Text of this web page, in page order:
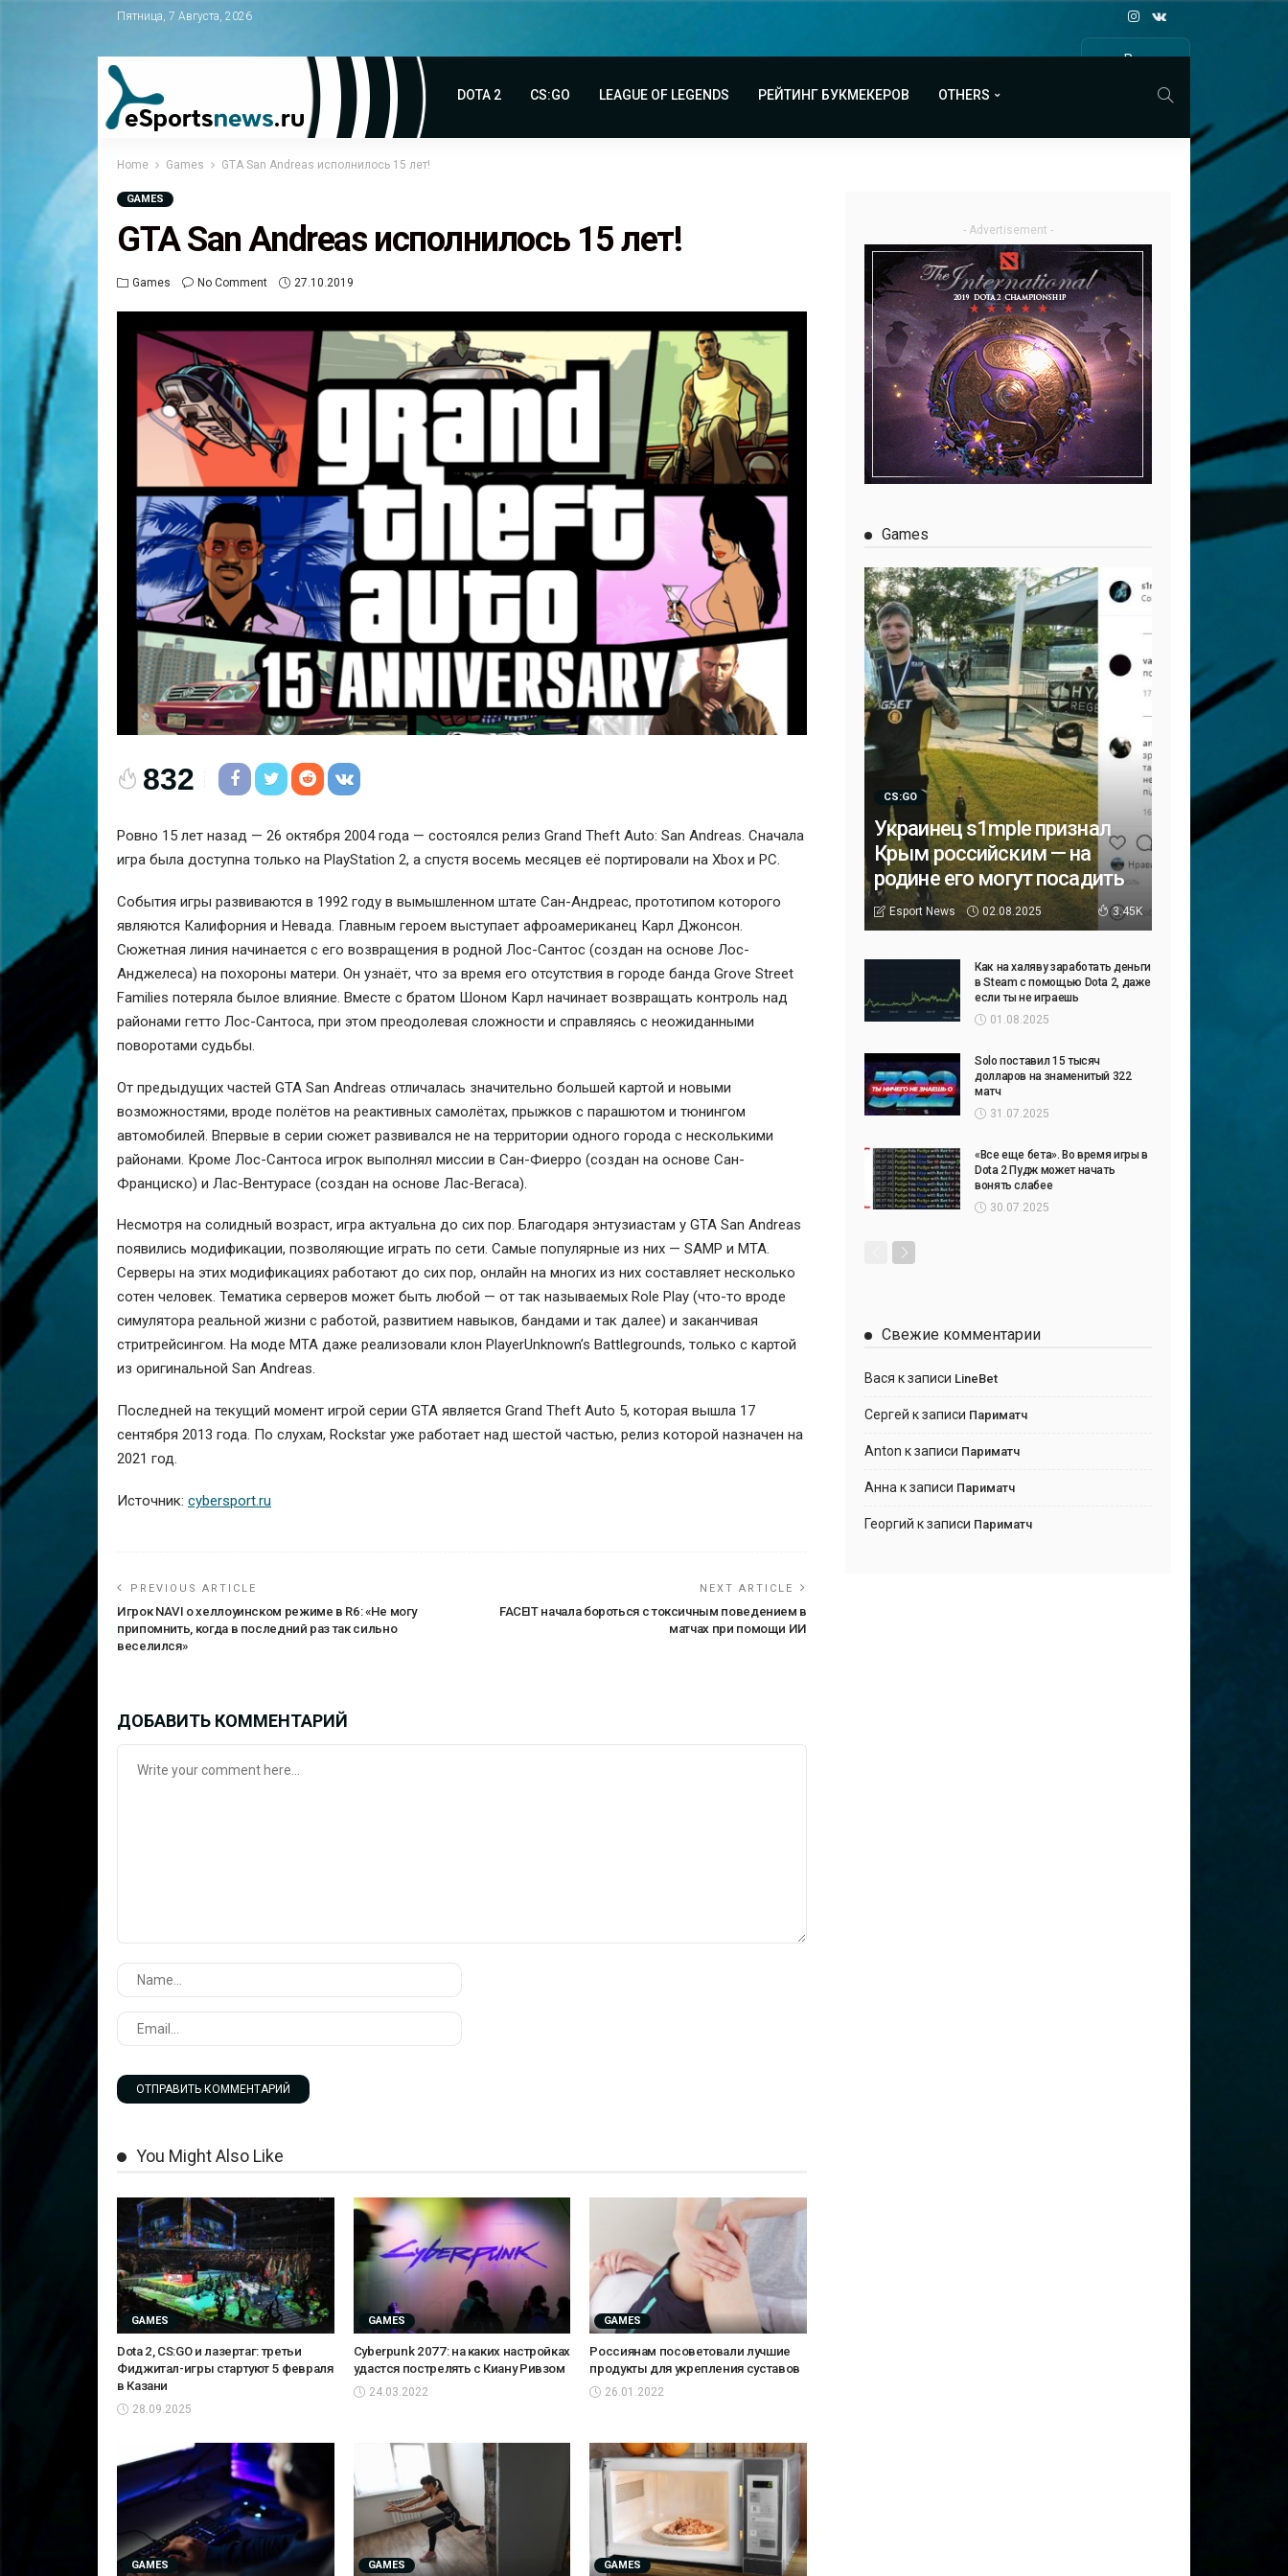
Пятница, 7 Августа, 2026
Все
DOTA 2 CS:GO LEAGUE OF LEGENDS РЕЙТИНГ БУКМЕКЕРОВ OTHERS
Home Games GTA San Andreas исполнилось 15 лет!
GAMES
GTA San Andreas исполнилось 15 лет!
Games No Comment 27.10.2019
832
Ровно 15 лет назад — 26 октября 2004 года — состоялся релиз Grand Theft Auto: San Andreas. Сначала
игра была доступна только на PlayStation 2, а спустя восемь месяцев её портировали на Xbox и PC.
События игры развиваются в 1992 году в вымышленном штате Сан-Андреас, прототипом которого
являются Калифорния и Невада. Главным героем выступает афроамериканец Карл Джонсон.
Сюжетная линия начинается с его возвращения в родной Лос-Сантос (создан на основе Лос-
Анджелеса) на похороны матери. Он узнаёт, что за время его отсутствия в городе банда Grove Street
Families потеряла былое влияние. Вместе с братом Шоном Карл начинает возвращать контроль над
районами гетто Лос-Сантоса, при этом преодолевая сложности и справляясь с неожиданными
поворотами судьбы.
От предыдущих частей GTA San Andreas отличалась значительно большей картой и новыми
возможностями, вроде полётов на реактивных самолётах, прыжков с парашютом и тюнингом
автомобилей. Впервые в серии сюжет развивался не на территории одного города с несколькими
районами. Кроме Лос-Сантоса игрок выполнял миссии в Сан-Фиерро (создан на основе Сан-
Франциско) и Лас-Вентурасе (создан на основе Лас-Вегаса).
Несмотря на солидный возраст, игра актуальна до сих пор. Благодаря энтузиастам у GTA San Andreas
появились модификации, позволяющие играть по сети. Самые популярные из них — SAMP и MTA.
Серверы на этих модификациях работают до сих пор, онлайн на многих из них составляет несколько
сотен человек. Тематика серверов может быть любой — от так называемых Role Play (что-то вроде
симулятора реальной жизни с работой, развитием навыков, бандами и так далее) и заканчивая
стритрейсингом. На моде MTA даже реализовали клон PlayerUnknown’s Battlegrounds, только с картой
из оригинальной San Andreas.
Последней на текущий момент игрой серии GTA является Grand Theft Auto 5, которая вышла 17
сентября 2013 года. По слухам, Rockstar уже работает над шестой частью, релиз которой назначен на
2021 год.
Источник: cybersport.ru
PREVIOUS ARTICLE
Игрок NAVI о хеллоуинском режиме в R6: «Не могу
припомнить, когда в последний раз так сильно
веселился»
NEXT ARTICLE
FACEIT начала бороться с токсичным поведением в
матчах при помощи ИИ
ДОБАВИТЬ КОММЕНТАРИЙ
You Might Also Like
GAMES
Dota 2, CS:GO и лазертаг: третьи
Фиджитал-игры стартуют 5 февраля
в Казани
28.09.2025
GAMES
Cyberpunk 2077: на каких настройках
удастся пострелять с Киану Ривзом
24.03.2022
GAMES
Россиянам посоветовали лучшие
продукты для укрепления суставов
26.01.2022
GAMES GAMES GAMES
- Advertisement -
Games
CS:GO
Украинец s1mple признал
Крым российским — на
родине его могут посадить
Esport News 02.08.2025 3.45K
Как на халяву заработать деньги
в Steam с помощью Dota 2, даже
если ты не играешь
01.08.2025
Solo поставил 15 тысяч
долларов на знаменитый 322
матч
31.07.2025
«Все еще бета». Во время игры в
Dota 2 Пудж может начать
вонять слабее
30.07.2025
Свежие комментарии
Вася к записи LineBet
Сергей к записи Париматч
Anton к записи Париматч
Анна к записи Париматч
Георгий к записи Париматч